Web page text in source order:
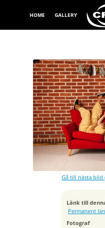
HOME GALLERY
Gå till nästa bild
Länk till
Permanent
Fotograf
1/160 sek
Bländare
f/9.0
Kamera
Canon EOS
Tagen
ISO
160
Brännvidd